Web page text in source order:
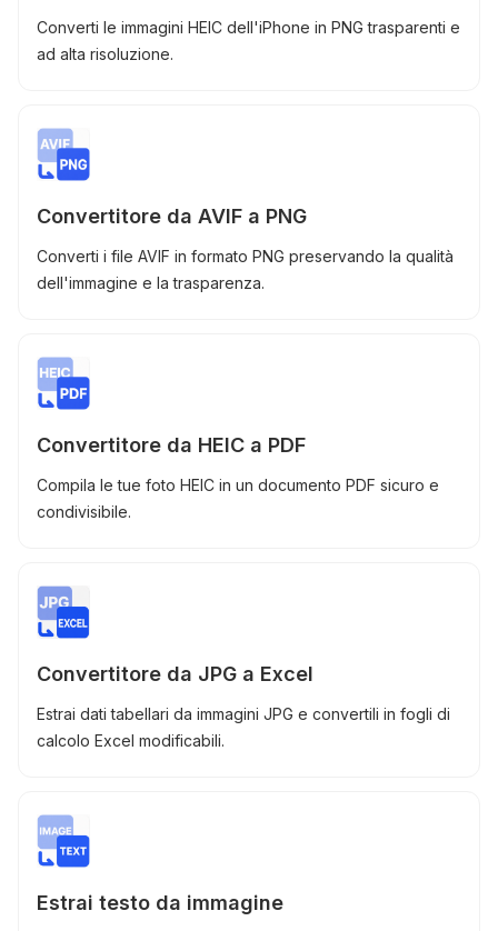
Converti le immagini HEIC dell'iPhone in PNG trasparenti e
ad alta risoluzione.
Convertitore da AVIF a PNG
Converti i file AVIF in formato PNG preservando la qualità
dell'immagine e la trasparenza.
Convertitore da HEIC a PDF
Compila le tue foto HEIC in un documento PDF sicuro e
condivisibile.
Convertitore da JPG a Excel
Estrai dati tabellari da immagini JPG e convertili in fogli di
calcolo Excel modificabili.
Estrai testo da immagine